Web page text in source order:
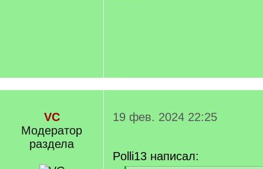
VC
Модератор
раздела
19 фев. 2024 22:25
Polli13 написал: